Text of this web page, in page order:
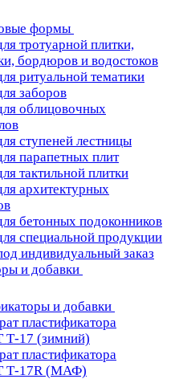
формы
тротуарной плитки,
бордюров и водостоков
ритуальной тематики
заборов
облицовочных
ступеней лестницы
парапетных плит
тактильной плитки
архитектурных
бетонных подоконников
специальной продукции
индивидуальный заказ
и добавки
и добавки
пластификатора
17 (зимний)
пластификатора
Т-17R (МАФ)